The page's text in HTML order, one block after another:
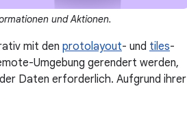
und Aktionen.
mit den protolayout- und tiles-
Umgebung gerendert werden,
Daten erforderlich. Aufgrund ihrer